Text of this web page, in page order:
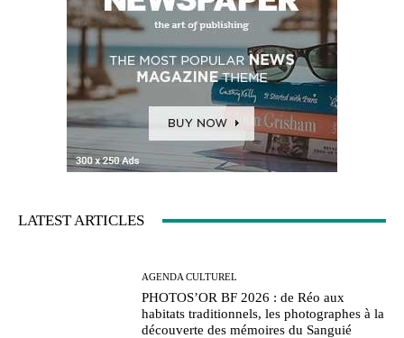
LATEST ARTICLES
AGENDA CULTUREL
PHOTOS’OR BF 2026 : de Réo aux
habitats traditionnels, les photographes à la
découverte des mémoires du Sanguié